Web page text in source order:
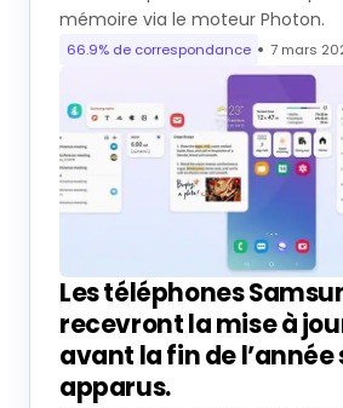
Les téléphones
recevront la mise à jour
avant la fin de l’année
apparus.
Samsung vise à déployer Android
avant la fin d’année sur les Galaxy
et A53, poursuivant son…
66.8% de correspondance 25